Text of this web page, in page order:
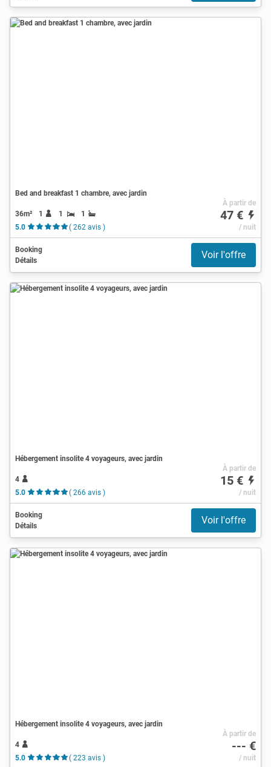
Bed and breakfast 1 chambre, avec jardin
36m² 1 1
1
5.0
( 262 avis )
À partir de
47 €
/ nuit
Booking
Détails
Voir l'offre
Hébergement insolite 4 voyageurs, avec jardin
4
5.0
( 266 avis )
À partir de
15 €
/ nuit
Booking
Détails
Voir l'offre
Hébergement insolite 4 voyageurs, avec jardin
4
5.0
( 223 avis )
À partir de
--- €
/ nuit